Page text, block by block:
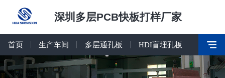
深圳多层PCB快板打样厂家
首页 生产车间 多层通孔板 HDI盲埋孔板